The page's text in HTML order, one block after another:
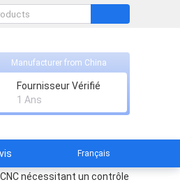
Manufacturer from China
Fournisseur Vérifié
1 Ans
Français
nécessitant un contrôle